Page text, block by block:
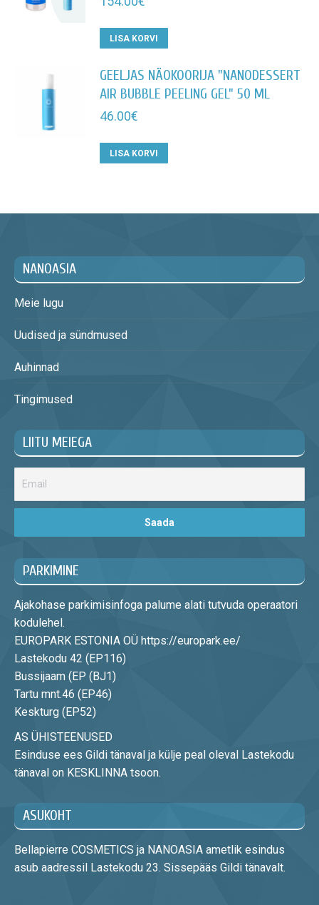
LISA KORVI
GEELJAS NÄOKOORIJA "NANODESSERT
AIR BUBBLE PEELING GEL" 50 ML
46.00€
LISA KORVI
NANOASIA
Meie lugu
Uudised ja sündmused
Auhinnad
Tingimused
LIITU MEIEGA
PARKIMINE
Ajakohase parkimisinfoga palume alati tutvuda operaatori
kodulehel.
EUROPARK ESTONIA OÜ https://europark.ee/
Lastekodu 42 (EP116)
Bussijaam (EP (BJ1)
Tartu mnt.46 (EP46)
Keskturg (EP52)
AS ÜHISTEENUSED
Esinduse ees Gildi tänaval ja külje peal oleval Lastekodu
tänaval on KESKLINNA tsoon.
ASUKOHT
Bellapierre COSMETICS ja NANOASIA ametlik esindus
asub aadressil Lastekodu 23. Sissepääs Gildi tänavalt.